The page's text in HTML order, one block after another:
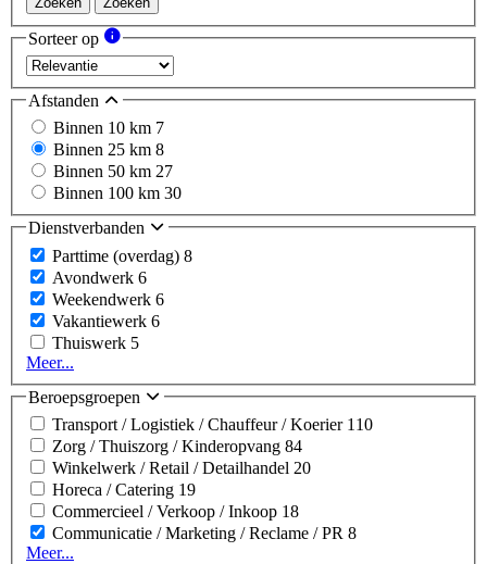
Sorteer op
Afstanden
Binnen 10 km 7
Binnen 25 km 8
Binnen 50 km 27
Binnen 100 km 30
Dienstverbanden
Parttime (overdag) 8
Avondwerk 6
Weekendwerk 6
Vakantiewerk 6
Thuiswerk 5
Meer...
Beroepsgroepen
Transport / Logistiek / Chauffeur / Koerier 110
Zorg / Thuiszorg / Kinderopvang 84
Winkelwerk / Retail / Detailhandel 20
Horeca / Catering 19
Commercieel / Verkoop / Inkoop 18
Communicatie / Marketing / Reclame / PR 8
Meer...